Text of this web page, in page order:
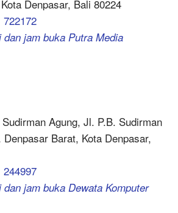
Denpasar, Bali 80224
722172
dan jam buka Putra Media
Agung, Jl. P.B. Sudirman
Barat, Kota Denpasar,
244997
jam buka Dewata Komputer